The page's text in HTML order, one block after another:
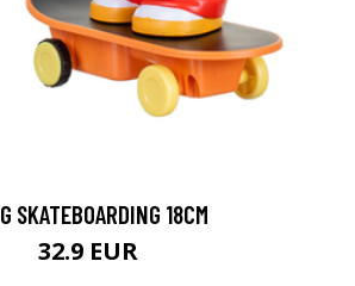
SKATEBOARDING 18CM
32.9 EUR